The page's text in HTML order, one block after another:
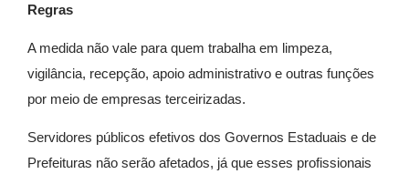
Regras
A medida não vale para quem trabalha em limpeza,
vigilância, recepção, apoio administrativo e outras funções
por meio de empresas terceirizadas.
Servidores públicos efetivos dos Governos Estaduais e de
Prefeituras não serão afetados, já que esses profissionais